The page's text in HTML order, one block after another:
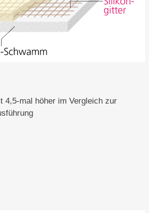
4,5-mal höher im Vergleich zur